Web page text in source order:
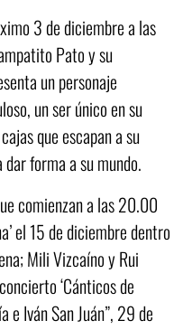
3 de diciembre a las
Pato y su
un personaje
un ser único en su
que escapan a su
forma a su mundo.
comienzan a las 20.00
el 15 de diciembre dentro
Mili Vizcaíno y Rui
‘Cánticos de
e Iván San Juán”, 29 de